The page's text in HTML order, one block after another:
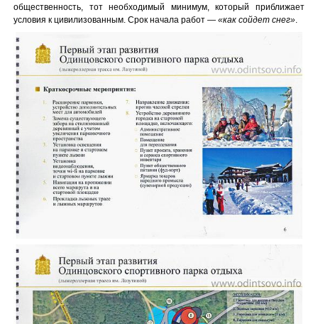
общественность, тот необходимый минимум, который приближает
условия к цивилизованным. Срок начала работ — «как сойдет снег»